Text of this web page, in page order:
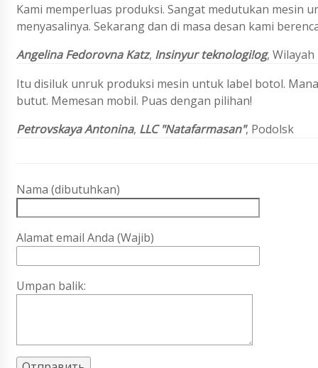
Kami memperluas produksi. Sangat medutukan mesin
menyasalinya. Sekarang dan di masa desan kami
Angelina Fedorovna Katz, Insinyur teknologi!og,
Itu disiluk unruk produksi mesin untuk label botol.
butut. Memesan mobil. Puas dengan pilihan!
Petrovskaya Antonina, LLC "Natafarmasan", Podolsk
Nama (dibutuhkan)
Alamat email Anda (Wajib)
Umpan balik: